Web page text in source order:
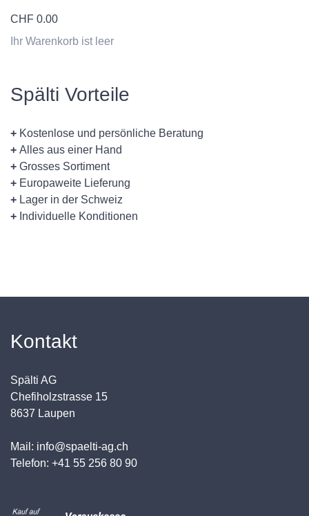
CHF 0.00
Ihr Warenkorb ist leer
Spälti Vorteile
+ Kostenlose und persönliche Beratung
+ Alles aus einer Hand
+ Grosses Sortiment
+ Europaweite Lieferung
+ Lager in der Schweiz
+ Individuelle Konditionen
Kontakt
Spälti AG
Chefiholzstrasse 15
8637 Laupen
Mail: info@spaelti-ag.ch
Telefon: +41 55 256 80 90